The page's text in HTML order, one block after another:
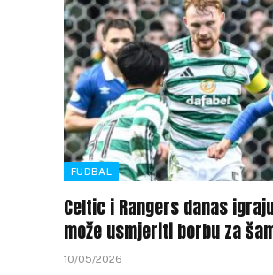
FUDBAL
Celtic i Rangers danas
može usmjeriti borbu za
10/05/2026